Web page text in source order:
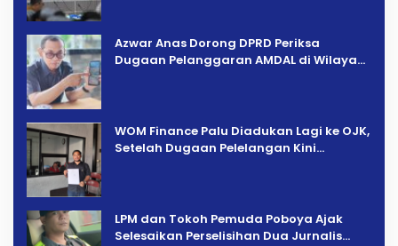
Azwar Anas Dorong DPRD Periksa
Dugaan Pelanggaran AMDAL di Wilayah
‎WOM Finance Palu Diadukan Lagi ke OJK,
Setelah Dugaan Pelelangan Kini
LPM dan Tokoh Pemuda Poboya Ajak
Selesaikan Perselisihan Dua Jurnalis